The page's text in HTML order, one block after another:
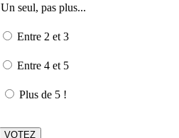
Un seul, pas plus...
Entre 2 et 3
Entre 4 et 5
Plus de 5 !